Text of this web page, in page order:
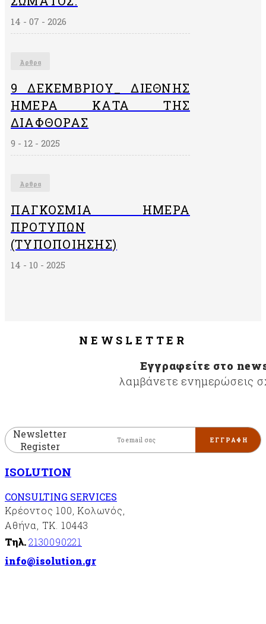
14 - 07 - 2026
Άρθρα
9 ΔΕΚΕΜΒΡΙΟΥ_ ΔΙΕΘΝΗΣ
ΗΜΕΡΑ ΚΑΤΑ ΤΗΣ
ΔΙΑΦΘΟΡΑΣ
9 - 12 - 2025
Άρθρα
ΠΑΓΚΌΣΜΙΑ ΗΜΈΡΑ
ΠΡΟΤΎΠΩΝ
(ΤΥΠΟΠΟΊΗΣΗΣ)
14 - 10 - 2025
NEWSLETTER
Εγγραφείτε στο
λαμβάνετε ενημερώσεις
Newsletter
Register
ISOLUTION
CONSULTING SERVICES
Κρέοντος 100, Κολωνός,
Αθήνα, ΤΚ. 10443
Τηλ.2130090221
info@isolution.gr